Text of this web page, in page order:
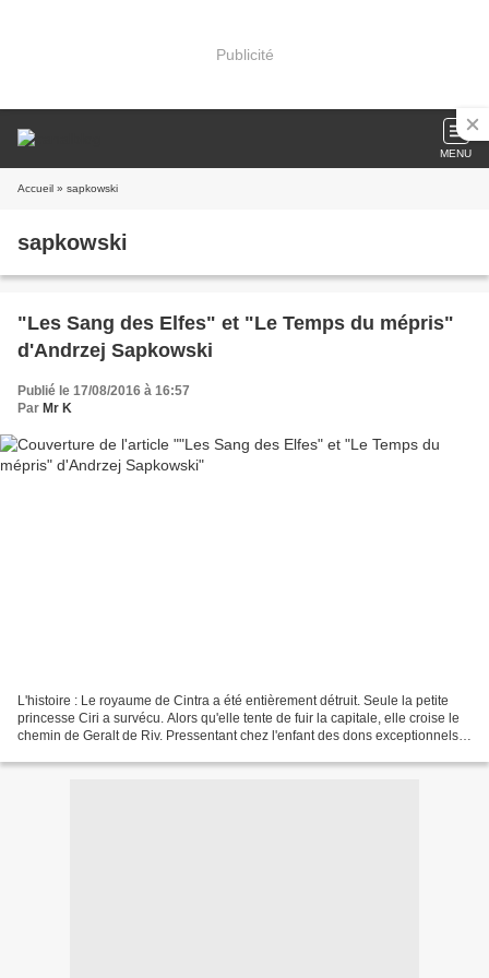
Publicité
MENU
Accueil » sapkowski
sapkowski
"Les Sang des Elfes" et "Le Temps du mépris"
d'Andrzej Sapkowski
Publié le 17/08/2016 à 16:57
Par Mr K
L'histoire : Le royaume de Cintra a été entièrement détruit. Seule la petite
princesse Ciri a survécu. Alors qu'elle tente de fuir la capitale, elle croise le
chemin de Geralt de Riv. Pressentant chez l'enfant des dons exceptionnels, il